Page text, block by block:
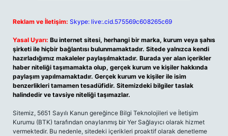
Reklam ve İletişim: Skype: live:.cid.575569c608265c69
Yasal Uyarı: Bu internet sitesi, herhangi bir marka, kurum veya şahıs
şirketi ile hiçbir bağlantısı bulunmamaktadır. Sitede yalnızca kendi
hazırladığımız makaleler paylaşılmaktadır. Burada yer alan içerikler
haber niteliği taşımamakta olup, gerçek kurum ve kişiler hakkında
paylaşım yapılmamaktadır. Gerçek kurum ve kişiler ile isim
benzerlikleri tamamen tesadüfidir. Sitemizdeki bilgiler taslak
halindedir ve tavsiye niteliği taşımazlar.
Sitemiz, 5651 Sayılı Kanun gereğince Bilgi Teknolojileri ve İletişim
Kurumu (BTK) tarafından onaylanmış bir Yer Sağlayıcı olarak hizmet
vermektedir. Bu nedenle, sitedeki içerikleri proaktif olarak denetleme